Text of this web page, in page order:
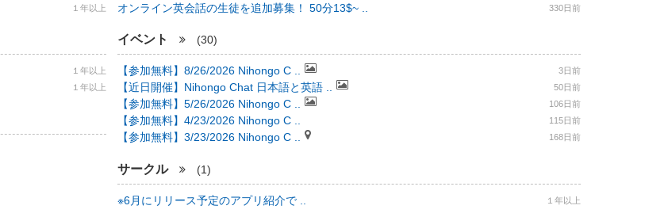
１年以上
１年以上
１年以上
オンライン英会話の生徒を追加募集！ 50分13$~ .. 330日前
イベント (30)
【参加無料】8/26/2026 Nihongo C .. 3日前
【近日開催】Nihongo Chat 日本語と英語 .. 50日前
【参加無料】5/26/2026 Nihongo C .. 106日前
【参加無料】4/23/2026 Nihongo C .. 115日前
【参加無料】3/23/2026 Nihongo C .. 168日前
サークル (1)
※6月にリリース予定のアプリ紹介で .. １年以上